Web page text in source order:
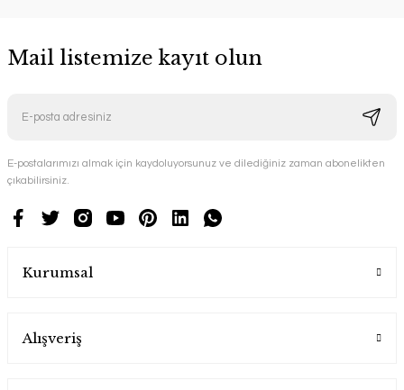
Mail listemize kayıt olun
E-postalarımızı almak için kaydoluyorsunuz ve dilediğiniz zaman abonelikten
çıkabilirsiniz.
Kurumsal
Alışveriş